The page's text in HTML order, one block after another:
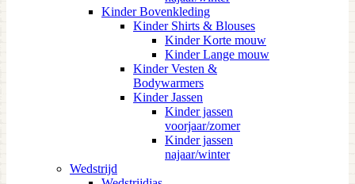
Kinder Bovenkleding
Kinder Shirts & Blouses
Kinder Korte mouw
Kinder Lange mouw
Kinder Vesten &
Bodywarmers
Kinder Jassen
Kinder jassen
voorjaar/zomer
Kinder jassen
najaar/winter
Wedstrijd